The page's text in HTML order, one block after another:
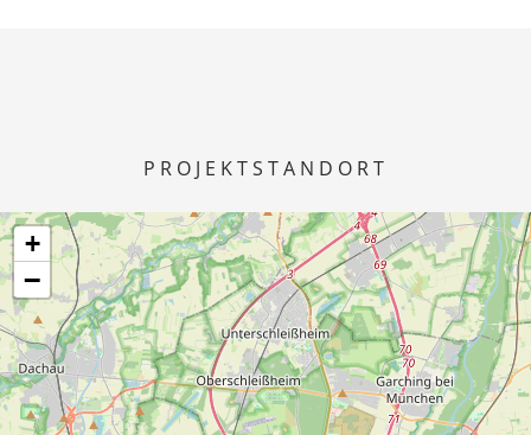
PROJEKTSTANDORT
+
−